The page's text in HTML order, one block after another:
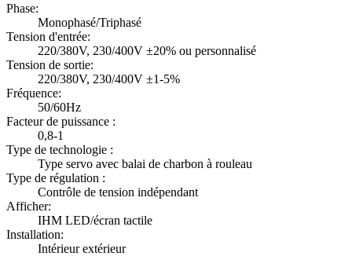
Phase:
Monophasé/Triphasé
Tension d'entrée:
220/380V, 230/400V ±20% ou personnalisé
Tension de sortie:
220/380V, 230/400V ±1-5%
Fréquence:
50/60Hz
Facteur de puissance :
0,8-1
Type de technologie :
Type servo avec balai de charbon à rouleau
Type de régulation :
Contrôle de tension indépendant
Afficher:
IHM LED/écran tactile
Installation:
Intérieur extérieur